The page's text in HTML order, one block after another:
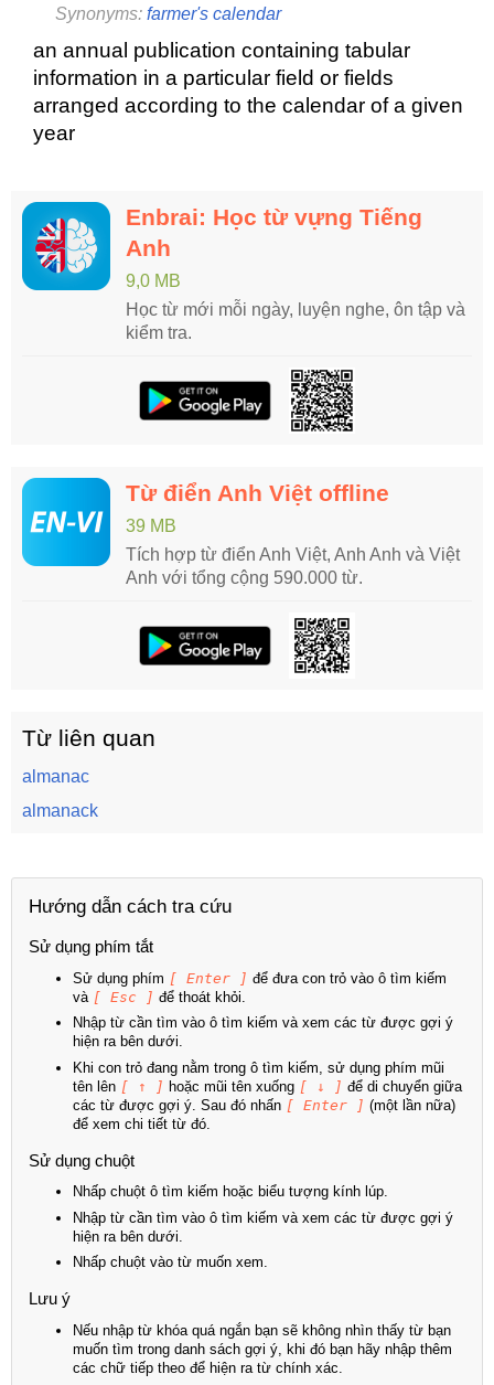
Synonyms: farmer's calendar
an annual publication containing tabular
information in a particular field or fields
arranged according to the calendar of a given
year
Enbrai: Học từ vựng Tiếng
Anh
9,0 MB
Học từ mới mỗi ngày, luyện nghe, ôn tập và
kiểm tra.
Từ điển Anh Việt offline
39 MB
Tích hợp từ điển Anh Việt, Anh Anh và Việt
Anh với tổng cộng 590.000 từ.
Từ liên quan
almanac
almanack
Hướng dẫn cách tra cứu
Sử dụng phím tắt
Sử dụng phím [ Enter ] để đưa con trỏ vào ô tìm kiếm
và [ Esc ] để thoát khỏi.
Nhập từ cần tìm vào ô tìm kiếm và xem các từ được gợi ý
hiện ra bên dưới.
Khi con trỏ đang nằm trong ô tìm kiếm, sử dụng phím mũi
tên lên [ ↑ ] hoặc mũi tên xuống [ ↓ ] để di chuyển giữa
các từ được gợi ý. Sau đó nhấn [ Enter ] (một lần nữa)
để xem chi tiết từ đó.
Sử dụng chuột
Nhấp chuột ô tìm kiếm hoặc biểu tượng kính lúp.
Nhập từ cần tìm vào ô tìm kiếm và xem các từ được gợi ý
hiện ra bên dưới.
Nhấp chuột vào từ muốn xem.
Lưu ý
Nếu nhập từ khóa quá ngắn bạn sẽ không nhìn thấy từ bạn
muốn tìm trong danh sách gợi ý, khi đó bạn hãy nhập thêm
các chữ tiếp theo để hiện ra từ chính xác.